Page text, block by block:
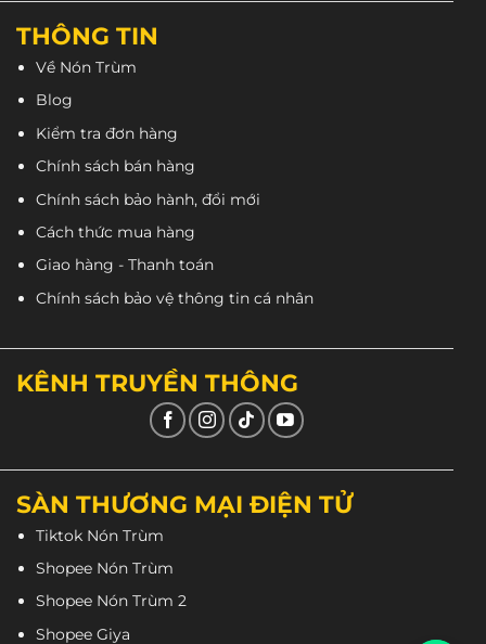
THÔNG TIN
Về Nón Trùm
Blog
Kiểm tra đơn hàng
Chính sách bán hàng
Chính sách bảo hành, đổi mới
Cách thức mua hàng
Giao hàng - Thanh toán
Chính sách bảo vệ thông tin cá nhân
KÊNH TRUYỀN THÔNG
SÀN THƯƠNG MẠI ĐIỆN TỬ
Tiktok Nón Trùm
Shopee Nón Trùm
Shopee Nón Trùm 2
Shopee Giya